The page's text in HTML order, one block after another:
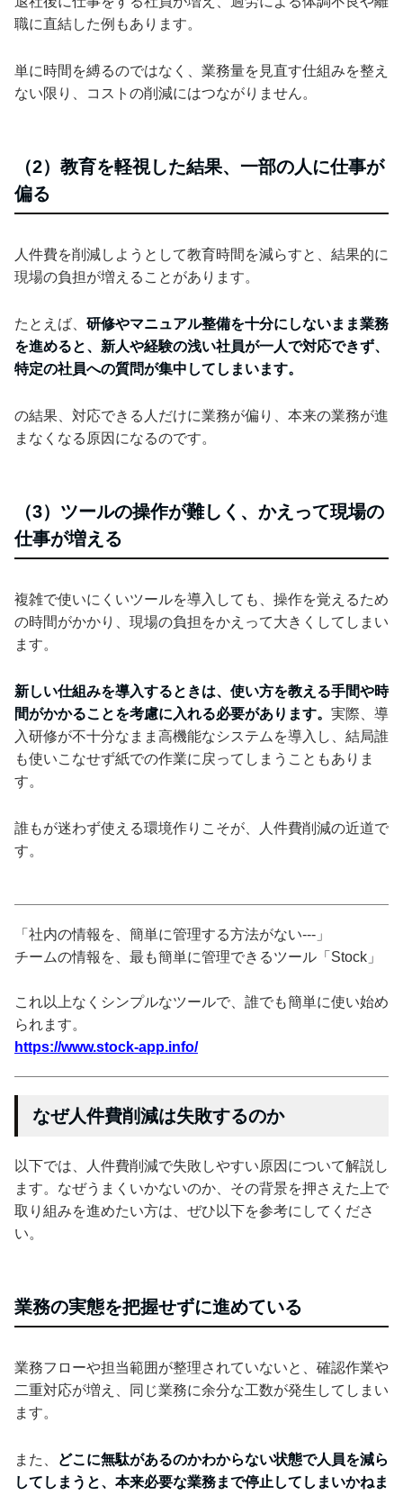
職に直結した例もあります。
単に時間を縛るのではなく、業務量を見直す仕組みを整え
ない限り、コストの削減にはつながりません。
（2）教育を軽視した結果、一部の人に仕事が
偏る
人件費を削減しようとして教育時間を減らすと、結果的に
現場の負担が増えることがあります。
たとえば、 研修やマニュアル整備を十分にしないまま業務
を進めると、新人や経験の浅い社員が一人で対応できず、
特定の社員への質問が集中してしまいます。
の結果、対応できる人だけに業務が偏り、本来の業務が進
まなくなる原因になるのです。
（3）ツールの操作が難しく、かえって現場の
仕事が増える
複雑で使いにくいツールを導入しても、操作を覚えるため
の時間がかかり、現場の負担をかえって大きくしてしまい
ます。
新しい仕組みを導入するときは、使い方を教える手間や時
間がかかることを考慮に入れる必要があります。 実際、導
入研修が不十分なまま高機能なシステムを導入し、結局誰
も使いこなせず紙での作業に戻ってしまうこともありま
す。
誰もが迷わず使える環境作りこそが、人件費削減の近道で
す。
「社内の情報を、簡単に管理する方法がない---」
チームの情報を、最も簡単に管理できるツール「Stock」
これ以上なくシンプルなツールで、誰でも簡単に使い始め
られます。
https://www.stock-app.info/
なぜ人件費削減は失敗するのか
以下では、人件費削減で失敗しやすい原因について解説し
ます。なぜうまくいかないのか、その背景を押さえた上で
取り組みを進めたい方は、ぜひ以下を参考にしてくださ
い。
業務の実態を把握せずに進めている
業務フローや担当範囲が整理されていないと、確認作業や
二重対応が増え、同じ業務に余分な工数が発生してしまい
ます。
また、
どこに無駄があるのかわからない状態で人員を減ら
してしまうと、本来必要な業務まで停止してしまいかねま